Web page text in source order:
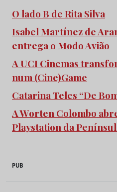
O lado B de Rita Silva
Isabel Martínez de
entrega o Modo Avião
A UCI Cinemas
num (Cine)Game
Catarina Teles “De
A Worten Colombo
Playstation da
PUB